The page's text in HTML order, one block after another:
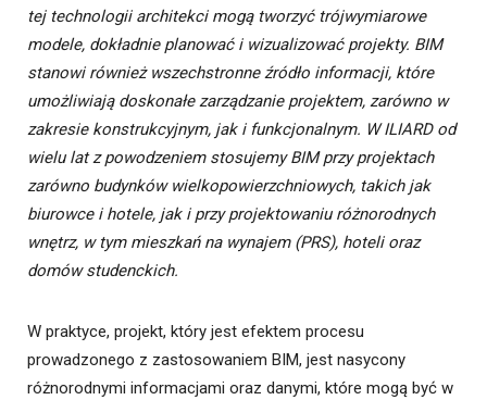
tej technologii architekci mogą tworzyć trójwymiarowe
modele, dokładnie planować i wizualizować projekty. BIM
stanowi również wszechstronne źródło informacji, które
umożliwiają doskonałe zarządzanie projektem, zarówno w
zakresie konstrukcyjnym, jak i funkcjonalnym. W ILIARD od
wielu lat z powodzeniem stosujemy BIM przy projektach
zarówno budynków wielkopowierzchniowych, takich jak
biurowce i hotele, jak i przy projektowaniu różnorodnych
wnętrz, w tym mieszkań na wynajem (PRS), hoteli oraz
domów studenckich.
W praktyce, projekt, który jest efektem procesu
prowadzonego z zastosowaniem BIM, jest nasycony
różnorodnymi informacjami oraz danymi, które mogą być w